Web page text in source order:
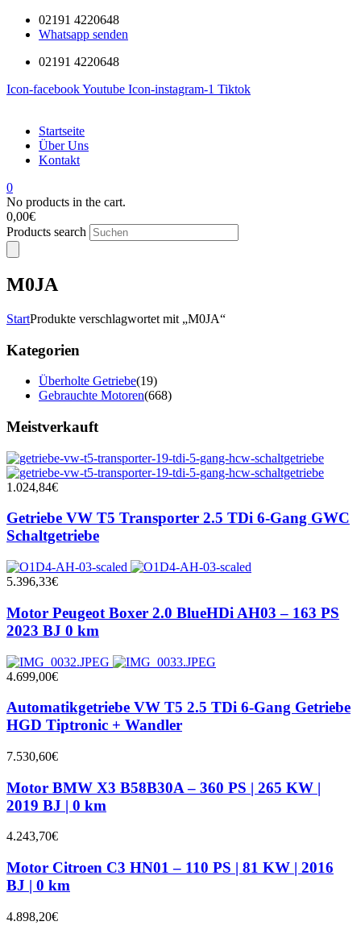
02191 4220648
Whatsapp senden
02191 4220648
Icon-facebookYoutube Icon-instagram-1 Tiktok
Startseite
Über Uns
Kontakt
0
No products in the cart.
0,00€
Products search
M0JA
StartProdukte verschlagwortet mit „M0JA“
Kategorien
Überholte Getriebe(19)
Gebrauchte Motoren(668)
Meistverkauft
1.024,84€
Getriebe VW T5 Transporter 2.5 TDi 6-Gang GWC
Schaltgetriebe
5.396,33€
Motor Peugeot Boxer 2.0 BlueHDi AH03 – 163 PS
2023 BJ 0 km
4.699,00€
Automatikgetriebe VW T5 2.5 TDi 6-Gang Getriebe
HGD Tiptronic + Wandler
7.530,60€
Motor BMW X3 B58B30A – 360 PS | 265 KW |
2019 BJ | 0 km
4.243,70€
Motor Citroen C3 HN01 – 110 PS | 81 KW | 2016
BJ | 0 km
4.898,20€